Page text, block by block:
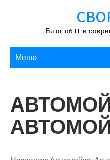
содержимомуБлог об IT и
Меню